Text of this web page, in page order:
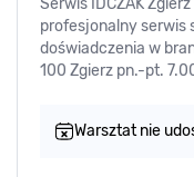
profesjonalny serwis
doświadczenia w
100 Zgierz pn.-pt.
Warsztat nie